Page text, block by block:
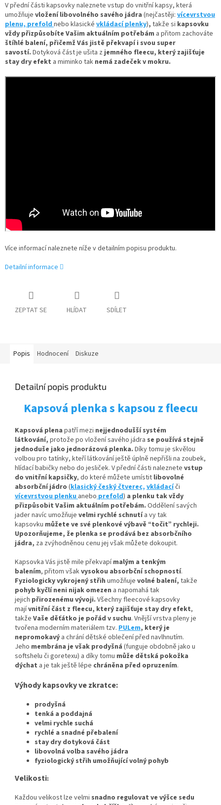
Vpřední části kapsovky naleznete vstup do vnitřní kapsy, která
umožňuje vloženílibovolného savého jádra (nejčastěji: vícevrstvou
plenu,prefoldnebo klasické vkládací plenky), takže si kapsovku
vždy přizpůsobíte Vašim aktuálním potřebám a přitom zachováte
štíhlé balení, přičemž Vás jistě překvapí i svou super
savostí. Dotyková část je ušita zjemného fleecu, který zajišťuje
stay dry efekt a miminko tak nemá zadeček v mokru.
Více informací naleznete níže v detailním popisu produktu.
Detailní informace
ZEPTAT SE HLÍDAT SDÍLET
Popis Hodnocení Diskuze
Detailní popis produktu
Kapsová plenka s kapsou z fleecu
Kapsová plena patří mezi nejjednodušší systém
látkování, protože po vložení savého jádra se používá stejně
jednoduše jako jednorázová plenka. Díky tomu je skvělou
volbou pro tatínky, kteří látkování ještě úplně nepřišli na zoubek,
hlídací babičky nebo do jesliček. V přední části naleznete vstup
do vnitřní kapsičky, do které můžete umístit libovolné
absorbčníjádro (klasický český čtverec, vkládacíči
vícevrstvou plenkuaneboprefold) a plenku tak vždy
přizpůsobit Vašim aktuálním potřebám. Oddělení savých
jader navíc umožňuje velmi rychlé schnutía vy tak
kapsovku můžete ve své plenkové výbavě “točit” rychleji.
Upozorňujeme, že plenka se prodává bez absorbčního
jádra, za zvýhodněnou cenu jej však můžete dokoupit.
Kapsovka Vás jistě mile překvapímalým a tenkým
balením, přitom všakvysokou absorbční schopností.
Fyziologicky vykrojený střih umožňuje volné balení, takže
pohyb kyčlí neni nijak omezen a napomahá tak
jejich přirozenému vývoji. Všechny fleecové kapsovky
majívnitřní část z fleecu, který zajišťuje stay dry efekt,
takže Vaše děťátko je pořád v suchu. Vnější vrstva pleny je
tvořena moderním materiálem tzv. PULem, který je
nepromokavý a chrání dětské oblečení před navlhnutím.
Jeho membrána je však prodyšná (funguje obdobně jako u
softshelu či goretexu) a díky tomu může dětská pokožka
dýchat a je tak ještě lépe chráněna před opruzením.
Výhody kapsovky ve zkratce:
prodyšná
tenká a poddajná
velmi rychle suchá
rychlé a snadné přebalení
stay dry dotyková část
libovolná volba savého jádra
fyziologický střih umožňující volný pohyb
Velikosti:
Každou velikost lze velmi snadno regulovat ve výšce sedu